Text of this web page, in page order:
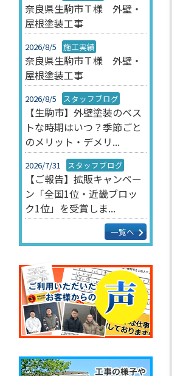
奈良県生駒市Ｔ様 外壁・
屋根塗装工事
2026/8/5 施工実績
奈良県生駒市Ｔ様 外壁・
屋根塗装工事
2026/8/5 スタッフブログ
【生駒市】外壁塗装のベス
トな時期はいつ？季節ごと
のメリット・デメリ...
2026/7/31 スタッフブログ
【ご報告】拡販キャンペー
ン「全国1位・近畿ブロッ
ク1位」を受賞しま...
一覧へ